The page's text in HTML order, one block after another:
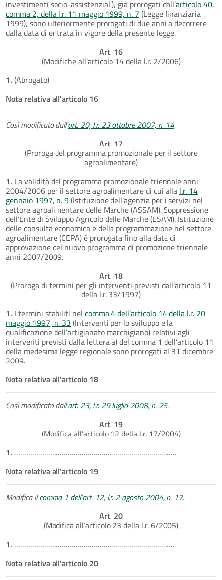
investimenti socio-assistenziali), già prorogati dall’articolo 40,
comma 2, della l.r. 11 maggio 1999, n. 7 (Legge finanziaria
1999), sono ulteriormente prorogati di due anni a decorrere
dalla data di entrata in vigore della presente legge.
Art. 16
(Modifiche all’articolo 14 della l.r. 2/2006)
1. (Abrogato)
Nota relativa all'articolo 16
Così modificato dall'art. 20, l.r. 23 ottobre 2007, n. 14.
Art. 17
(Proroga del programma promozionale per il settore
agroalimentare)
1. La validità del programma promozionale triennale anni
2004/2006 per il settore agroalimentare di cui alla l.r. 14
gennaio 1997, n. 9(Istituzione dell’agenzia per i servizi nel
settore agroalimentare delle Marche (ASSAM). Soppressione
dell’Ente di Sviluppo Agricolo delle Marche (ESAM). Istituzione
delle consulta economica e della programmazione nel settore
agroalimentare (CEPA) è prorogata fino alla data di
approvazione del nuovo programma di promozione triennale
anni 2007/2009.
Art. 18
(Proroga di termini per gli interventi previsti dall’articolo 11
della l.r. 33/1997)
1. I termini stabiliti nel comma 4 dell’articolo 14 della l.r. 20
maggio 1997, n. 33 (Interventi per lo sviluppo e la
qualificazione dell’artigianato marchigiano) relativi agli
interventi previsti dalla lettera a) del comma 1 dell’articolo 11
della medesima legge regionale sono prorogati al 31 dicembre
2009.
Nota relativa all'articolo 18
Così modificato dall'art. 23, l.r. 29 luglio 2008, n. 25.
Art. 19
(Modifica all’articolo 12 della l.r. 17/2004)
1. ……………………………………………………………………….
Nota relativa all'articolo 19
Modifica ilcomma 1 dell’art. 12, l.r. 2 agosto 2004, n. 17.
Art. 20
(Modifica all’articolo 23 della l.r. 6/2005)
1. ………………………………………………………………………
Nota relativa all'articolo 20